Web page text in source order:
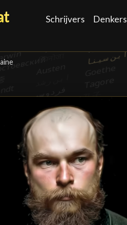
Schrijvers Denkers